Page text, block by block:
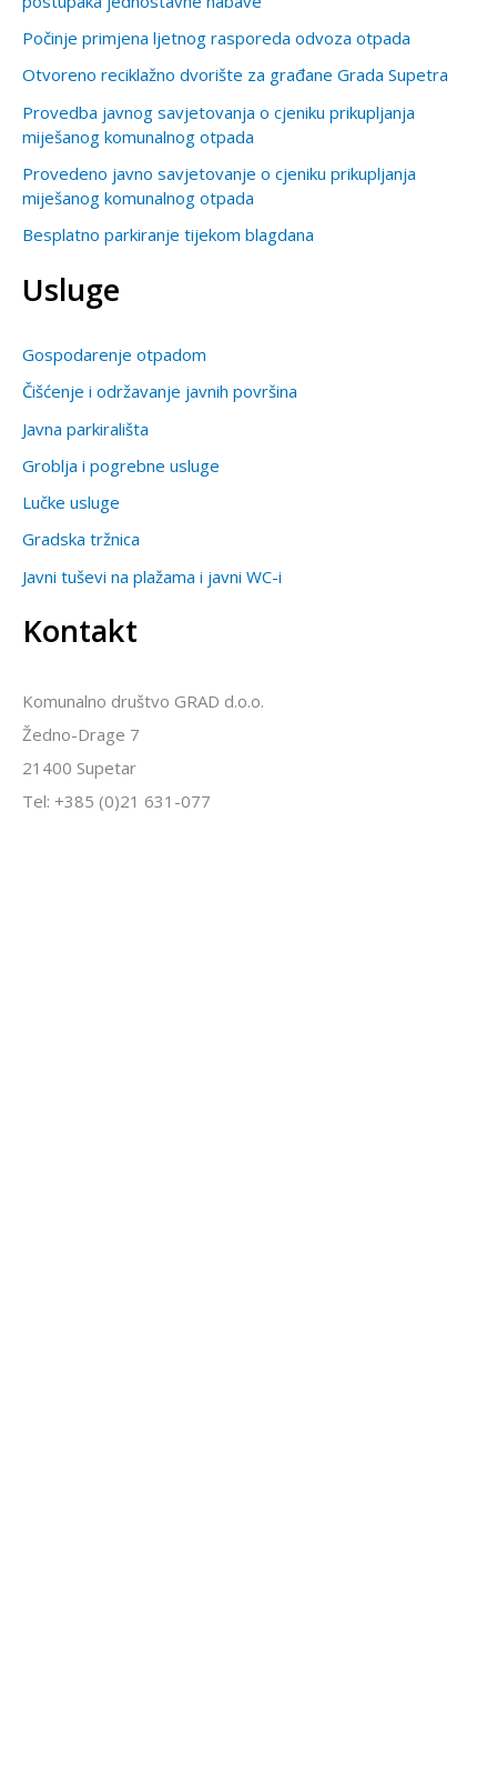
:
Počinje primjena ljetnog rasporeda odvoza otpada
Otvoreno reciklažno dvorište za građane Grada Supetra
Provedba javnog savjetovanja o cjeniku prikupljanja
miješanog komunalnog otpada
Provedeno javno savjetovanje o cjeniku prikupljanja
miješanog komunalnog otpada
Besplatno parkiranje tijekom blagdana
Usluge
Gospodarenje otpadom
Čišćenje i održavanje javnih površina
Javna parkirališta
Groblja i pogrebne usluge
Lučke usluge
Gradska tržnica
Javni tuševi na plažama i javni WC-i
Kontakt
Komunalno društvo GRAD d.o.o.
Žedno-Drage 7
21400 Supetar
Tel: +385 (0)21 631-077